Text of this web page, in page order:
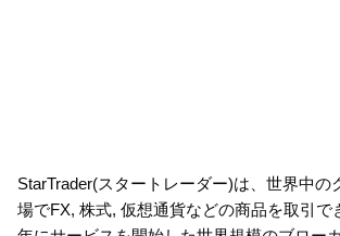
StarTrader(スタートレーダー)は、世界中の
場でFX, 株式, 仮想通貨などの商品を取引で